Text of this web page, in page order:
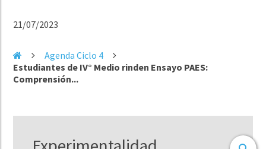
21/07/2023
Agenda Ciclo 4
Estudiantes de IV° Medio rinden Ensayo PAES:
Comprensión...